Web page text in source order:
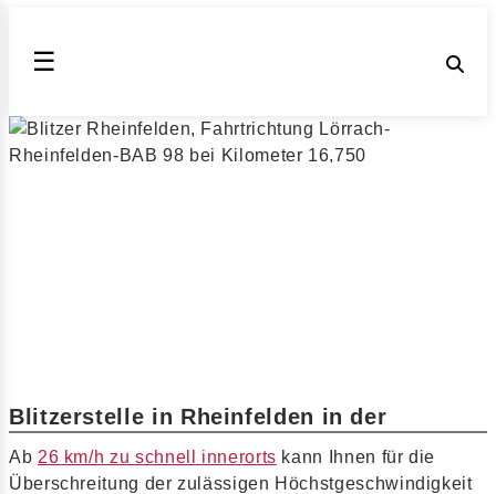
☰
Blitzerstelle in Rheinfelden in der
Ab 26 km/h zu schnell innerorts kann Ihnen für die
Überschreitung der zulässigen Höchstgeschwindigkeit